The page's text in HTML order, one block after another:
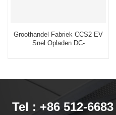
Groothandel Fabriek CCS2 EV
Snel Opladen DC-
Tel : +86 512-